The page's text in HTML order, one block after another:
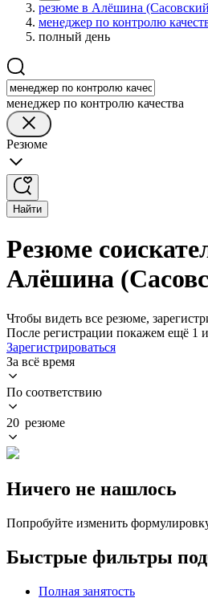
резюме в Алёшина
менеджер по контролю
полный день
менеджер по контролю качества
Резюме
Найти
Резюме
Алёшина
Чтобы видеть все резюме,
После регистрации покажем ещё 1
Зарегистрироваться
За всё время
По соответствию
20 резюме
Ничего не нашлось
Попробуйте изменить
Быстрые фильтры
Полная занятость